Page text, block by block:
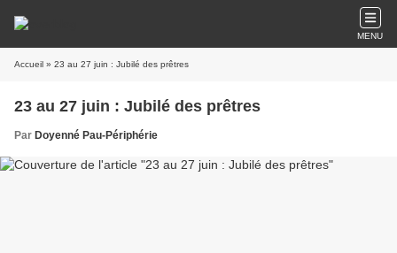
MENU
Accueil » 23 au 27 juin : Jubilé des prêtres
23 au 27 juin : Jubilé des prêtres
Par Doyenné Pau-Périphérie